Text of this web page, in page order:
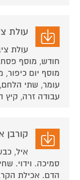
עולת
עולת
חודש, מוסף
מוסף יום
עומר, שתי
עבודה זרה, קיץ
קורבן
איל,
סמיכה. וידוי.
הדם. אכילת